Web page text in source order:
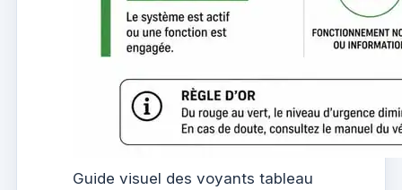
Guide visuel des voyants tableau